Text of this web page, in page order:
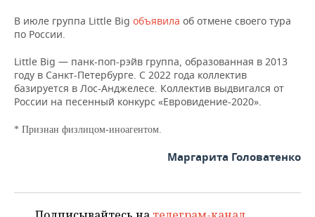
НЕФТЬ
ОПК
ЭНЕРГЕТИКА
РОЗНИЧНАЯ ТОРГОВЛЯ
ТРАНСПОРТ
УСЛУГИ
НОВОСТИ ТЕХНОЛОГИЙ
IT
МЕДИА
МЕРОПРИЯТИЯ
НОВОСТИ МЕРОПРИЯТИЙ
ВЫЕЗДНАЯ РЕДАКЦИЯ
СПОРТ
НОВОСТИ СПОРТА
ОБЩЕСТВО
В июле группа Little Big объявила об отмене своего тура
по России.
Little Big — панк-поп-рэйв группа, образованная в 2013
году в Санкт-Петербурге. С 2022 года коллектив
базируется в Лос-Анджелесе. Коллектив выдвигался от
России на песенный конкурс «Евровидение-2020».
* Признан физлицом-иноагентом.
Маргарита Головатенко